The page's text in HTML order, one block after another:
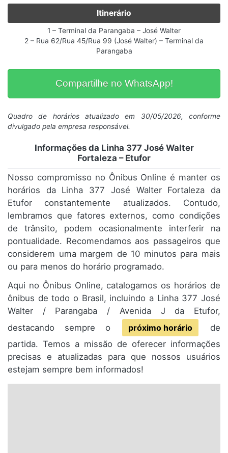
Itinerário
1 – Terminal da Parangaba – José Walter
2 – Rua 62/Rua 45/Rua 99 (José Walter) – Terminal da
Parangaba
Compartilhe no WhatsApp!
Quadro de horários atualizado em 30/05/2026, conforme
divulgado pela empresa responsável.
Informações da Linha 377 José Walter
Fortaleza – Etufor
Nosso compromisso no Ônibus Online é manter os
horários da Linha 377 José Walter Fortaleza da
Etufor constantemente atualizados. Contudo,
lembramos que fatores externos, como condições
de trânsito, podem ocasionalmente interferir na
pontualidade. Recomendamos aos passageiros que
considerem uma margem de 10 minutos para mais
ou para menos do horário programado.
Aqui no Ônibus Online, catalogamos os horários de
ônibus de todo o Brasil, incluindo a Linha 377 José
Walter / Parangaba / Avenida J da Etufor,
destacando sempre o
próximo horário
de
partida. Temos a missão de oferecer informações
precisas e atualizadas para que nossos usuários
estejam sempre bem informados!